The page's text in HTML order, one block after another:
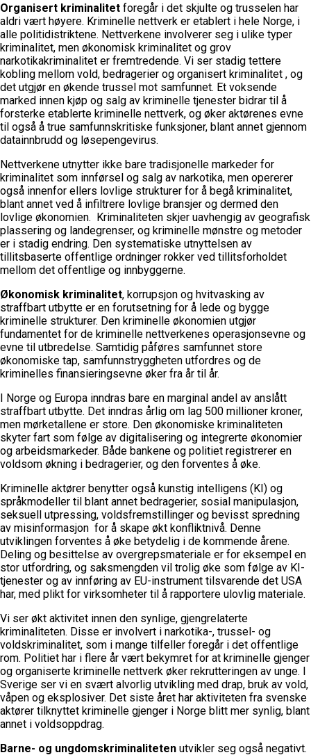
Organisert kriminalitet foregår i det skjulte og trusselen har
aldri vært høyere. Kriminelle nettverk er etablert i hele Norge, i
alle politidistriktene. Nettverkene involverer seg i ulike typer
kriminalitet, men økonomisk kriminalitet og grov
narkotikakriminalitet er fremtredende. Vi ser stadig tettere
kobling mellom vold, bedragerier og organisert kriminalitet , og
det utgjør en økende trussel mot samfunnet. Et voksende
marked innen kjøp og salg av kriminelle tjenester bidrar til å
forsterke etablerte kriminelle nettverk, og øker aktørenes evne
til også å true samfunnskritiske funksjoner, blant annet gjennom
datainnbrudd og løsepengevirus.
Nettverkene utnytter ikke bare tradisjonelle markeder for
kriminalitet som innførsel og salg av narkotika, men opererer
også innenfor ellers lovlige strukturer for å begå kriminalitet,
blant annet ved å infiltrere lovlige bransjer og dermed den
lovlige økonomien. Kriminaliteten skjer uavhengig av geografisk
plassering og landegrenser, og kriminelle mønstre og metoder
er i stadig endring. Den systematiske utnyttelsen av
tillitsbaserte offentlige ordninger rokker ved tillitsforholdet
mellom det offentlige og innbyggerne.
Økonomisk kriminalitet, korrupsjon og hvitvasking av
straffbart utbytte er en forutsetning for å lede og bygge
kriminelle strukturer. Den kriminelle økonomien utgjør
fundamentet for de kriminelle nettverkenes operasjonsevne og
evne til utbredelse. Samtidig påføres samfunnet store
økonomiske tap, samfunnstryggheten utfordres og de
kriminelles finansieringsevne øker fra år til år.
I Norge og Europa inndras bare en marginal andel av anslått
straffbart utbytte. Det inndras årlig om lag 500 millioner kroner,
men mørketallene er store. Den økonomiske kriminaliteten
skyter fart som følge av digitalisering og integrerte økonomier
og arbeidsmarkeder. Både bankene og politiet registrerer en
voldsom økning i bedragerier, og den forventes å øke.
Kriminelle aktører benytter også kunstig intelligens (KI) og
språkmodeller til blant annet bedragerier, sosial manipulasjon,
seksuell utpressing, voldsfremstillinger og bevisst spredning
av misinformasjon for å skape økt konfliktnivå. Denne
utviklingen forventes å øke betydelig i de kommende årene.
Deling og besittelse av overgrepsmateriale er for eksempel en
stor utfordring, og saksmengden vil trolig øke som følge av KI-
tjenester og av innføring av EU-instrument tilsvarende det USA
har, med plikt for virksomheter til å rapportere ulovlig materiale.
Vi ser økt aktivitet innen den synlige, gjengrelaterte
kriminaliteten. Disse er involvert i narkotika-, trussel- og
voldskriminalitet, som i mange tilfeller foregår i det offentlige
rom. Politiet har i flere år vært bekymret for at kriminelle gjenger
og organiserte kriminelle nettverk øker rekrutteringen av unge. I
Sverige ser vi en svært alvorlig utvikling med drap, bruk av vold,
våpen og eksplosiver. Det siste året har aktiviteten fra svenske
aktører tilknyttet kriminelle gjenger i Norge blitt mer synlig, blant
annet i voldsoppdrag.
Barne- og ungdomskriminaliteten utvikler seg også negativt.